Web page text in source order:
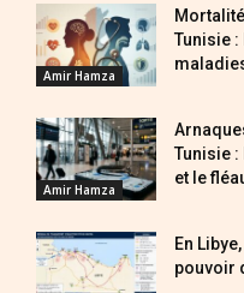
Amir Hamza
Tunisie
Amir Hamza
Tunisie
et le
En
pouvoir